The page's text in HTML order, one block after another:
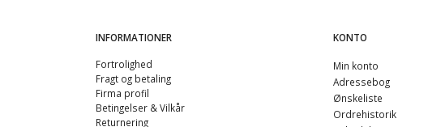
INFORMATIONER
Fortrolighed
Fragt og betaling
Firma profil
Betingelser & Vilkår
Returnering
KONTO
Min konto
Adressebog
Ønskeliste
Ordrehistorik